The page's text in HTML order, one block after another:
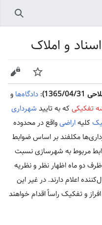
جستجو
پیگیری ویرایش
: دادگاه‌ها و
تفکیکیکه به تایید شهرداری
کلیهاراضیواقع در محدوده
مکلفند بر اساس ضوابط
مربوط به شهرسازی نسبت
ظرف دو ماه اظهار نظر و نظریه
اعلام دارند. در غیر این
و تفکیک راساً اقدام خواهند